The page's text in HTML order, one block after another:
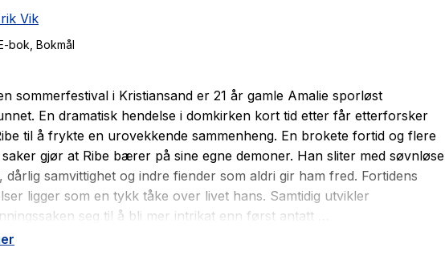
The Housemaid
Vik
E-bok , Bokmål
sommerfestival i Kristiansand er 21 år gamle Amalie sporløst
En dramatisk hendelse i domkirken kort tid etter får etterforsker
til å frykte en urovekkende sammenheng. En brokete fortid og flere
gjør at Ribe bærer på sine egne demoner. Han sliter med søvnløse
dårlig samvittighet og indre fiender som aldri gir ham fred. Fortidens
ligger som en tykk tåke over livet hans. Samtidig utvikler
seg til å bli mer intrikat enn først antatt …